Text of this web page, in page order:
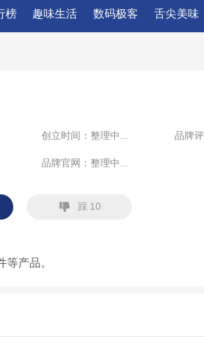
榜 趣味生活 数码极客 舌尖美味
创立时间： 整理中... 品牌评
品牌官网： 整理中...
踩 10
产品。